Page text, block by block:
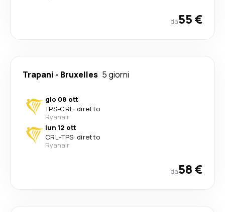
da55 €
Trapani - Bruxelles 5 giorni
gio 08 ott
TPS-CRL· diretto
Ryanair
lun 12 ott
CRL-TPS· diretto
Ryanair
da58 €